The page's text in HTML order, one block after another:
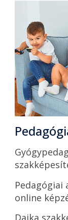
Pedagógiai
online